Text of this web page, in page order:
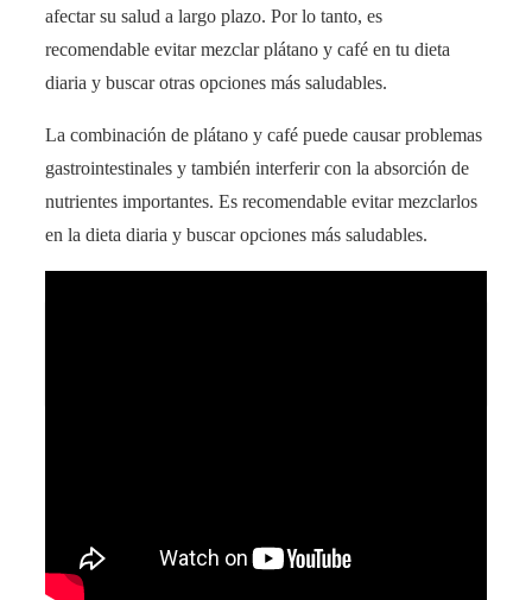
afectar su salud a largo plazo. Por lo tanto, es
recomendable evitar mezclar plátano y café en tu dieta
diaria y buscar otras opciones más saludables.
La combinación de plátano y café puede causar problemas
gastrointestinales y también interferir con la absorción de
nutrientes importantes. Es recomendable evitar mezclarlos
en la dieta diaria y buscar opciones más saludables.